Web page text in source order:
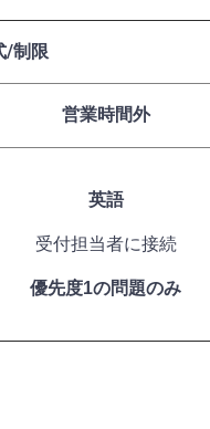
/制限
営業時間外
英語
受付担当者に接続
優先度1の問題のみ